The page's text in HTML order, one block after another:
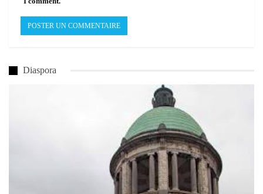
Diaspora